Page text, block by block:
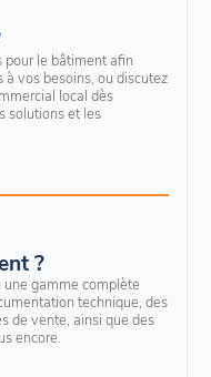
pour le bâtiment afin
vos besoins, ou discutez
local dès
solutions et les
?
gamme complète
technique, des
de vente, ainsi que des
encore.